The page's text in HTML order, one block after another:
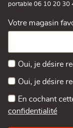
portable 06 10 20 30
Votre magasin
Oui, je désire
Oui, je désire
En cochant
confidentialité